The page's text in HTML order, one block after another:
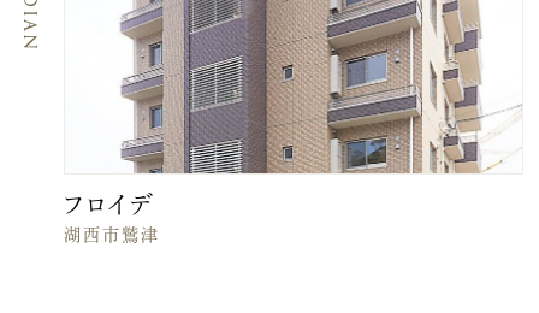
フロイデ
湖西市鷲津